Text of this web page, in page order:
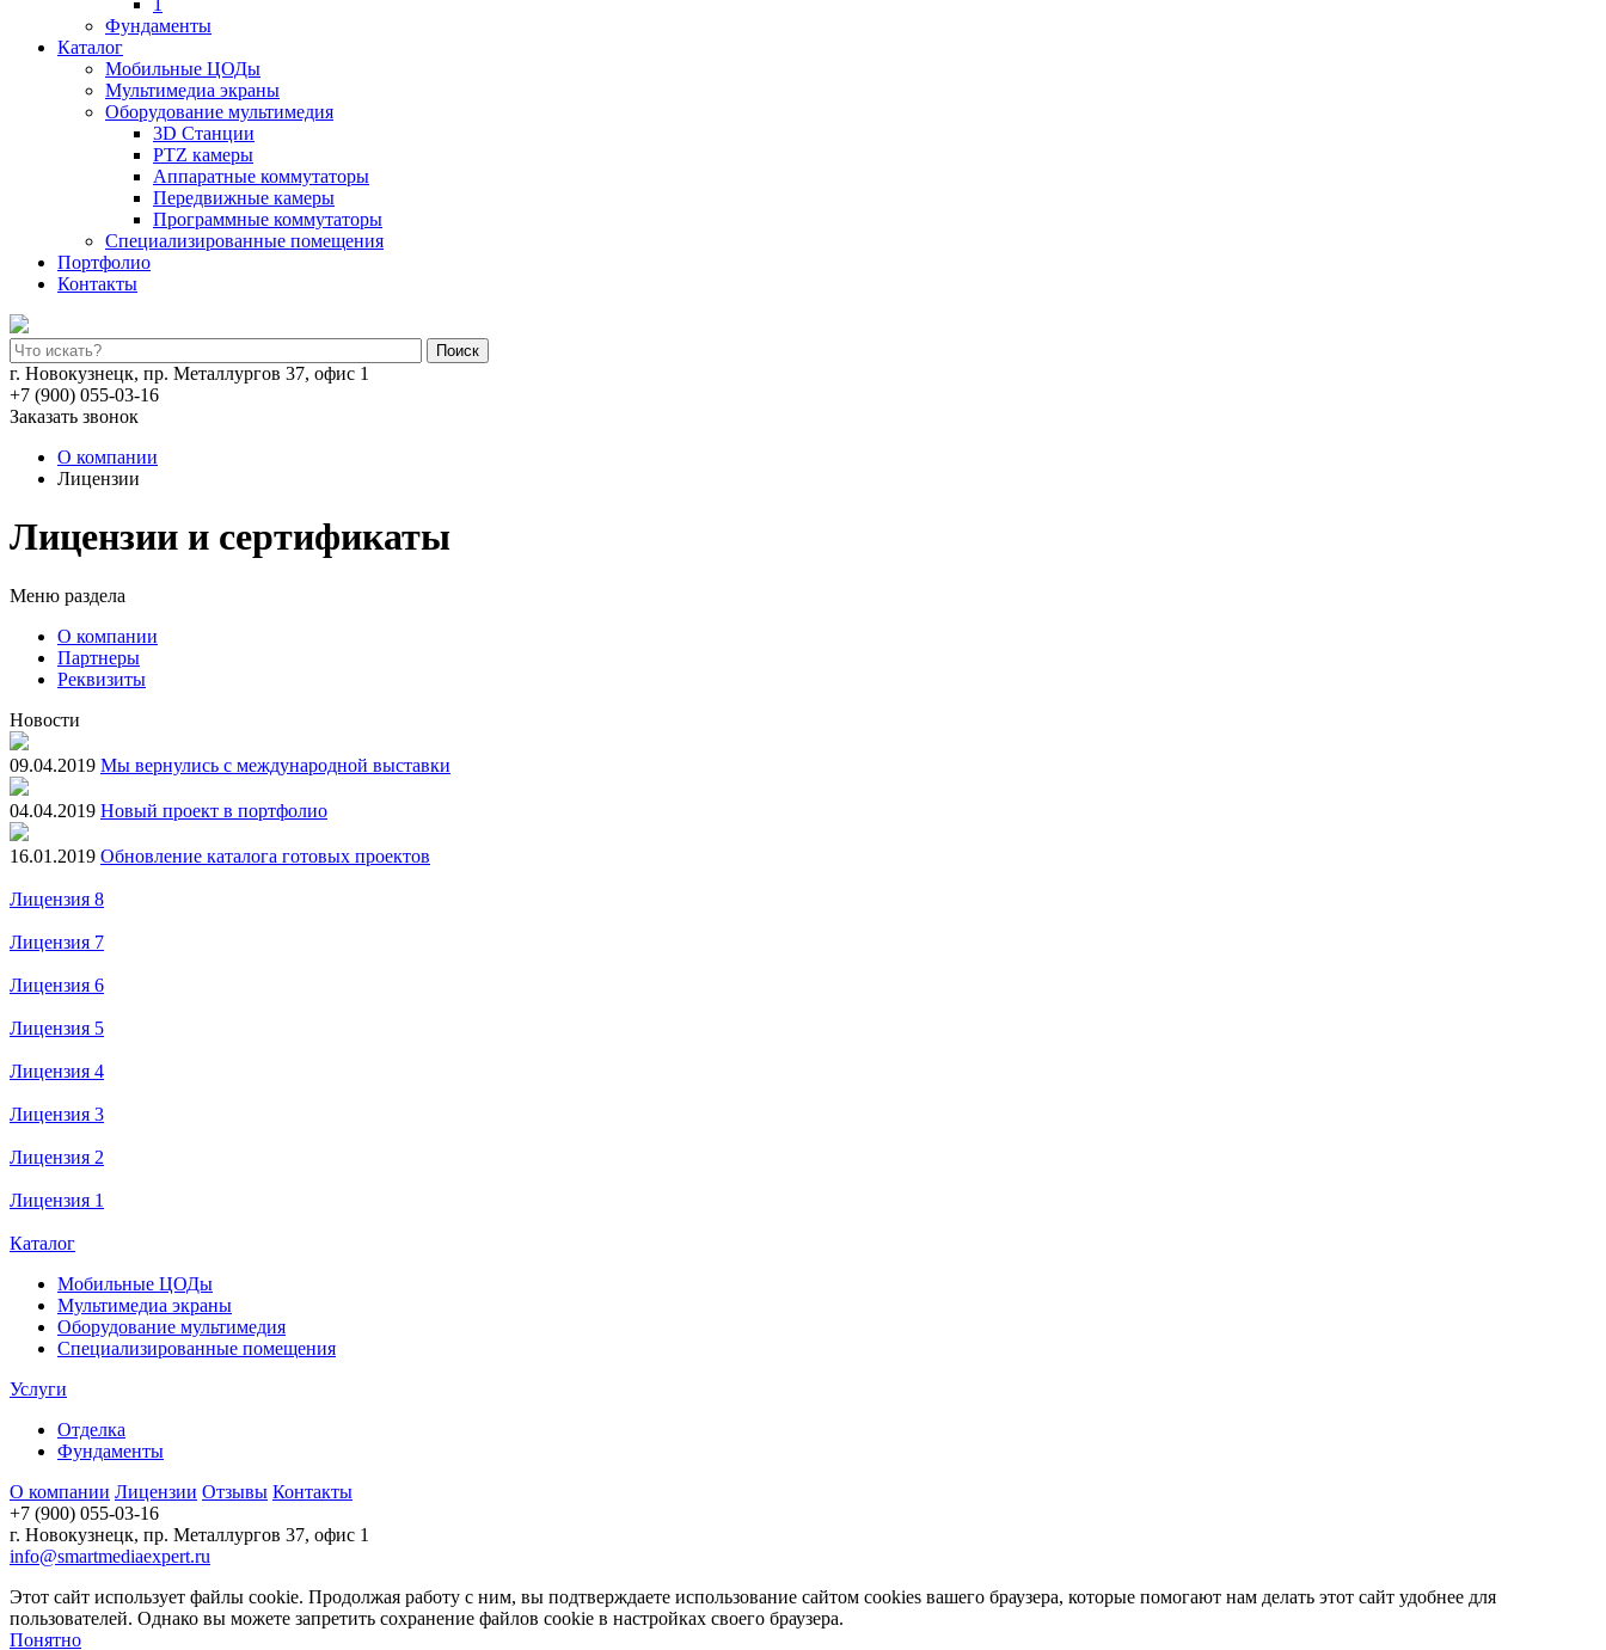
1
Фундаменты
Каталог
Мобильные ЦОДы
Мультимедиа экраны
Оборудование мультимедия
3D Станции
PTZ камеры
Аппаратные коммутаторы
Передвижные камеры
Программные коммутаторы
Специализированные помещения
Портфолио
Контакты
Поиск
г. Новокузнецк, пр. Металлургов 37, офис 1
+7 (900) 055-03-16
Заказать звонок
О компании
Лицензии
Лицензии и сертификаты
Меню раздела
О компании
Партнеры
Реквизиты
Новости
09.04.2019 Мы вернулись с международной выставки
04.04.2019 Новый проект в портфолио
16.01.2019 Обновление каталога готовых проектов
Лицензия 8
Лицензия 7
Лицензия 6
Лицензия 5
Лицензия 4
Лицензия 3
Лицензия 2
Лицензия 1
Каталог
Мобильные ЦОДы
Мультимедиа экраны
Оборудование мультимедия
Специализированные помещения
Услуги
Отделка
Фундаменты
О компании Лицензии Отзывы Контакты
+7 (900) 055-03-16
г. Новокузнецк, пр. Металлургов 37, офис 1
info@smartmediaexpert.ru
Этот сайт использует файлы cookie. Продолжая работу с ним, вы подтверждаете использование сайтом cookies вашего браузера, которые помогают нам делать этот сайт удобнее для
пользователей. Однако вы можете запретить сохранение файлов cookie в настройках своего браузера.
Понятно